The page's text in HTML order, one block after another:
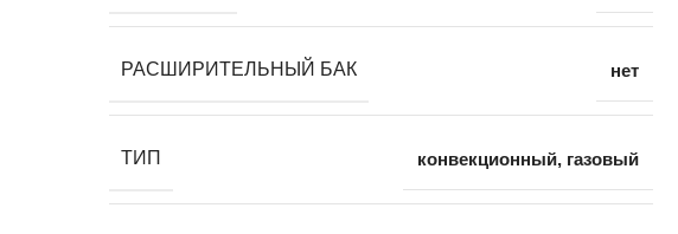
РАСШИРИТЕЛЬНЫЙ БАК нет
ТИП конвекционный, газовый